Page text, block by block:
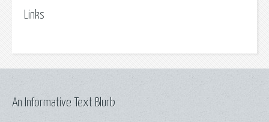
Links
An Informative Text Blurb